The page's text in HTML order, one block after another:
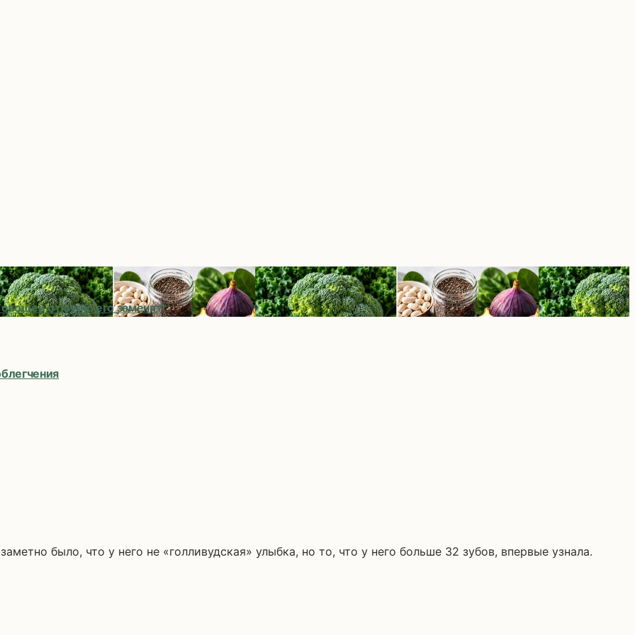
отлично его заменят!
было, что у него не «голливудская» улыбка, но то, что у него больше 32 зубов, впервые узнала.